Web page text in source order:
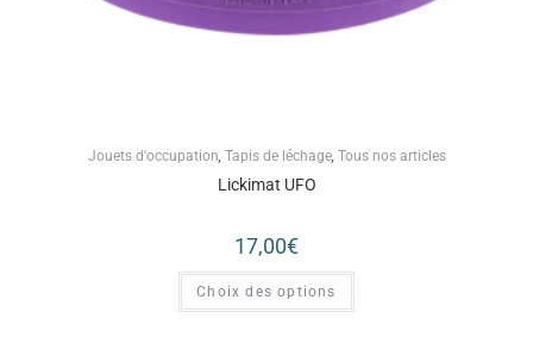
Jouets d'occupation, Tapis de léchage, Tous nos articles
Lickimat UFO
17,00€
Choix des options